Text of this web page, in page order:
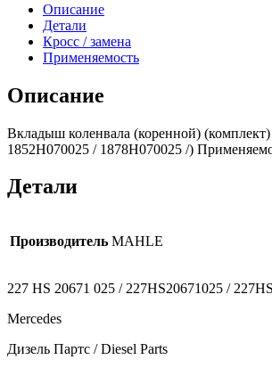
Описание
Детали
Кросс / замена
Применяемость
Описание
Вкладыш коленвала (коренной)
1852H070025 / 1878H070025 /)
Детали
Производитель MAHLE
227 HS 20671 025 / 227HS20671025 /
Mercedes
Дизель Партс / Diesel Parts